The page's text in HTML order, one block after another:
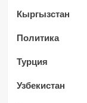
Кыргызстан
Политика
Турция
Узбекистан